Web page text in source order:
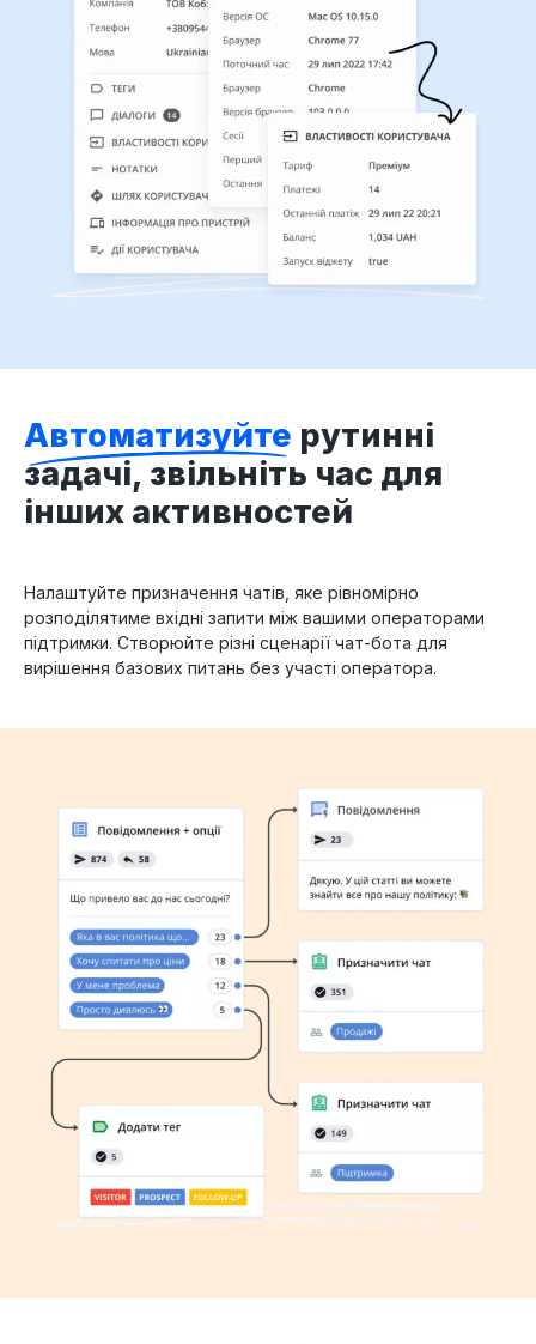
Автоматизуйте рутинні
задачі, звільніть час для
інших активностей
Налаштуйте призначення чатів, яке рівномірно
розподілятиме вхідні запити між вашими операторами
підтримки. Створюйте різні сценарії чат-бота для
вирішення базових питань без участі оператора.